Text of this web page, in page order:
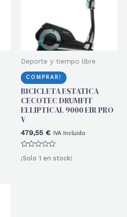
Deporte y tiempo libre
COMPRAR!
BICICLETA ESTATICA
CECOTEC DRUMFIT
ELLIPTICAL 9000 EIR PRO
V
479,55 € IVA Incluido
Valorado
con
¡Solo 1 en stock!